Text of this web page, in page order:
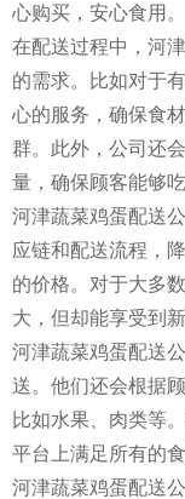
心购买，安心食用。
在配送过程中，河
的需求。比如对于
心的服务，确保食
群。此外，公司还
量，确保顾客能够
河津蔬菜鸡蛋配送
应链和配送流程，
的价格。对于大多
大，但却能享受到
河津蔬菜鸡蛋配送
送。他们还会根据
比如水果、肉类等
平台上满足所有的
河津蔬菜鸡蛋配送